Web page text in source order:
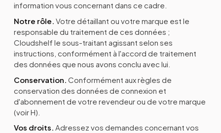
information vous concernant dans ce cadre.
Notre rôle. Votre détaillant ou votre marque est le
responsable du traitement de ces données ;
Cloudshelf le sous-traitant agissant selon ses
instructions, conformément à l'accord de traitement
des données que nous avons conclu avec lui.
Conservation. Conformément aux règles de
conservation des données de connexion et
d'abonnement de votre revendeur ou de votre marque
(voir H).
Vos droits. Adressez vos demandes concernant vos